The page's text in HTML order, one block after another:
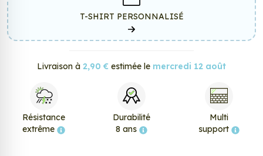
T-SHIRT PERSONNALISÉ
Livraison à 2,90 € estimée le mercredi 12 août
Résistance
extrême
Durabilité
8 ans
Multi
support